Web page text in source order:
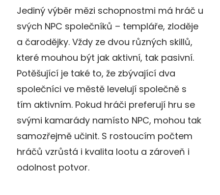
Jediný výběr mězi schopnostmi má hráč u
svých NPC společníků – templáře, zloděje
a čarodějky. Vždy ze dvou různých skillů,
které mouhou být jak aktivní, tak pasivní.
Potěšující je také to, že zbývající dva
společníci ve městě levelují společně s
tím aktivním. Pokud hráči preferují hru se
svými kamarády namísto NPC, mohou tak
samozřejmě učinit. S rostoucím počtem
hráčů vzrůstá i kvalita lootu a zároveň i
odolnost potvor.